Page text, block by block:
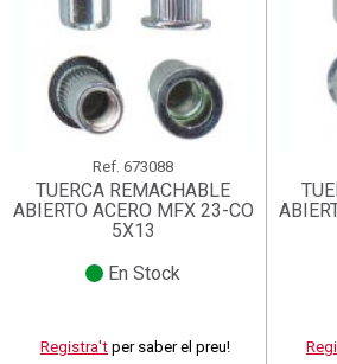
Crear una llista nova
Cancel·lar Crear una
((cancelText)) ((
((cancelText))
Ref. 673088
TUERCA REMACHABLE
ABIERTO ACERO MFX 23-CO
5X13
En Stock
Registra't per saber el preu!